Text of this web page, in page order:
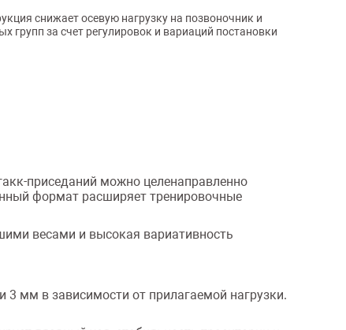
снижает осевую нагрузку на позвоночник и
за счет регулировок и вариаций постановки
приседаний можно целенаправленно
формат расширяет тренировочные
весами и высокая вариативность
мм в зависимости от прилагаемой нагрузки.